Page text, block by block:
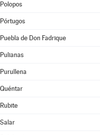
Polopos
Pórtugos
Puebla de Don Fadrique
Pulianas
Purullena
Quéntar
Rubite
Salar